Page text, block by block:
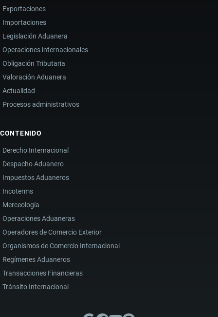
Exportaciones
Importaciones
Legislación Aduanera
Operaciones internacionales
Obligación Tributaria
Valoración Aduanera
Actualidad
Procesos administrativos
CONTENIDO
Derecho Internacional
Despacho Aduanero
Impuestos Aduaneros
Incoterms
Merceología
Operaciones Aduaneras
Operadores de Comercio Exterior
Organismos de Comercio Internacional
Regímenes Aduaneros
Transacciones Financieras
Tránsito Internacional